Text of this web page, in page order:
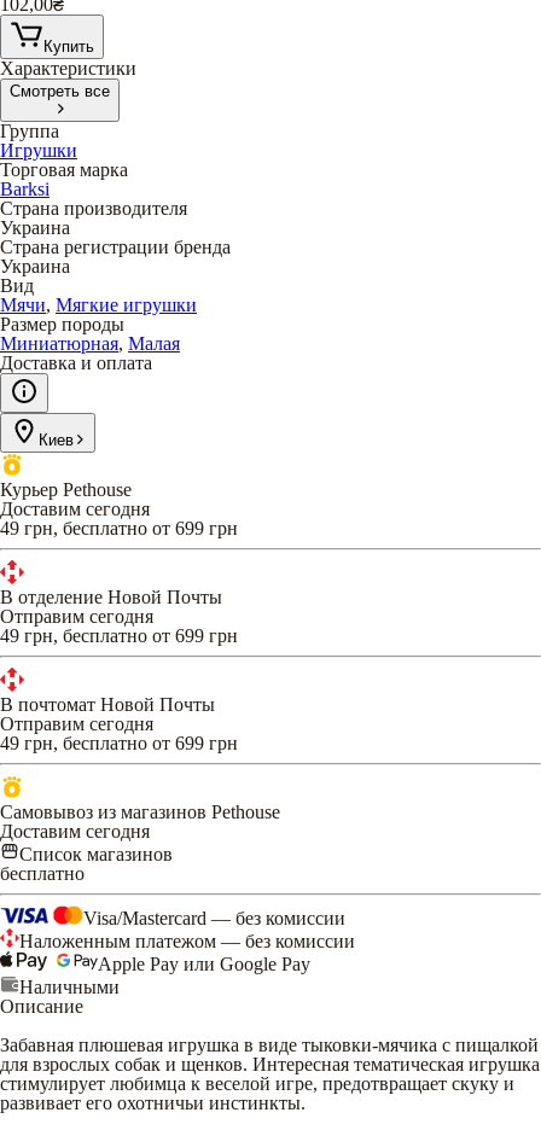
Купить
Характеристики
Смотреть все
Группа
Игрушки
Торговая марка
Barksi
Страна производителя
Украина
Страна регистрации бренда
Украина
Вид
Мячи, Мягкие игрушки
Размер породы
Миниатюрная, Малая
Доставка и оплата
Киев
Курьер Pethouse
Доставим сегодня
49 грн, бесплатно от 699 грн
В отделение Новой Почты
Отправим сегодня
49 грн, бесплатно от 699 грн
В почтомат Новой Почты
Отправим сегодня
49 грн, бесплатно от 699 грн
Самовывоз из магазинов Pethouse
Доставим сегодня
Список магазинов
бесплатно
Visa/Mastercard — без комиссии
Наложенным платежом — без комиссии
Apple Pay или Google Pay
Наличными
Описание
Забавная плюшевая игрушка в виде тыковки-мячика с пищалкой
для взрослых собак и щенков. Интересная тематическая игрушка
стимулирует любимца к веселой игре, предотвращает скуку и
развивает его охотничьи инстинкты.